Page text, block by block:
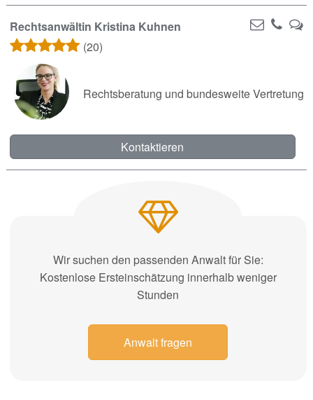
Rechtsanwältin Kristina Kuhnen
(20)
Rechtsberatung und bundesweite Vertretung
Kontaktieren
Wir suchen den passenden Anwalt für Sie:
Kostenlose Ersteinschätzung innerhalb weniger
Stunden
Anwalt fragen